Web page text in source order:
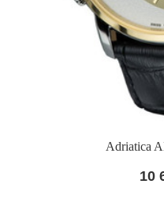
Adriatica
10